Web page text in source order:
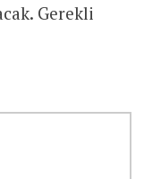
Gerekli